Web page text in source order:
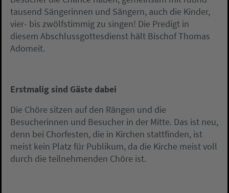
tausend Sängerinnen und Sängern, auch die Kinder,
vier- bis zwölfstimmig zu singen! Die Predigt in
diesem Abschlussgottesdienst hält Bischof Thomas
Adomeit.
Erstmalig sind Gäste dabei
Die Chöre sitzen auf den Rängen und die
Besucherinnen und Besucher in der Mitte. Das ist neu,
denn bei Chorfesten, die in Kirchen stattfinden, ist
meist kein Platz für Publikum, da die Kirche meist voll
durch die teilnehmenden Chöre ist.